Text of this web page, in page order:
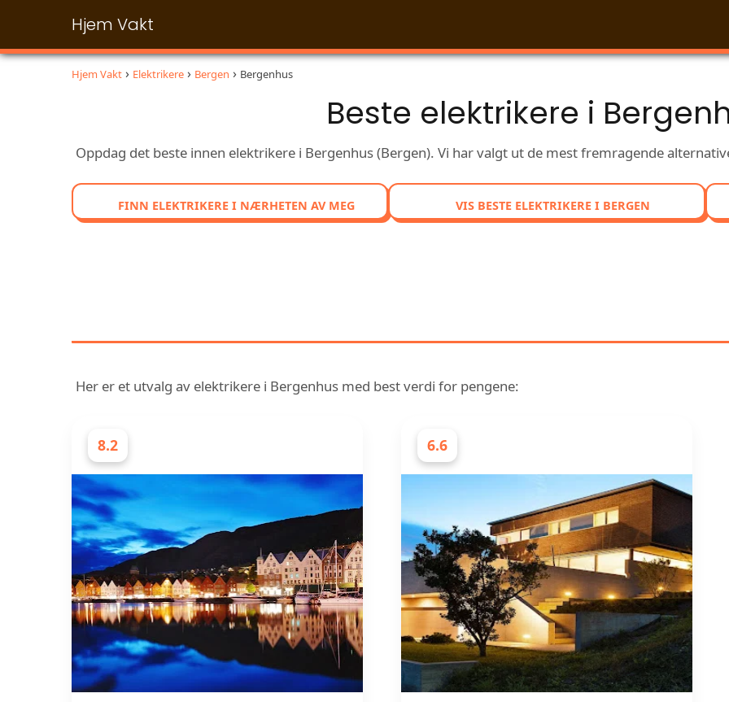
Hjem Vakt
Hjem Vakt Elektrikere Bergen Bergenhus
Beste elektrikere i
Oppdag det beste innen elektrikere i Bergenhus (Bergen). Vi har valgt ut de mest fremragende
FINN ELEKTRIKERE I NÆRHETEN AV MEG VIS BESTE ELEKTRIKERE I BERGEN
Her er et utvalg av elektrikere i Bergenhus med best verdi for pengene:
8.2 6.6